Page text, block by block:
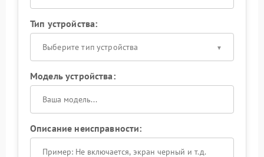
Тип устройства:
Выберите тип устройства
Модель устройства:
Описание неисправности: